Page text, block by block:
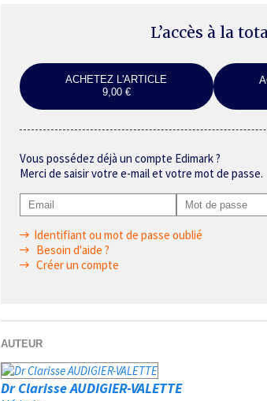
L’accès à la
ACHETEZ L'ARTICLE
9,00 €
Vous possédez déjà un compte Edimark ?
Merci de saisir votre e-mail et votre mot de passe.
Identifiant ou mot de passe oublié
Besoin d'aide ?
Créer un compte
AUTEUR
Dr Clarisse AUDIGIER-VALETTE